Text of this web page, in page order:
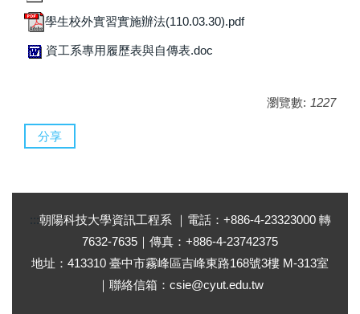
學生校外實習實施辦法(110.03.30).pdf
資工系專用履歷表與自傳表.doc
瀏覽數: 1227
分享
:::朝陽科技大學資訊工程系 ｜電話：+886-4-23323000 轉
7632-7635｜傳真：+886-4-23742375
地址：413310 臺中市霧峰區吉峰東路168號3樓 M-313室
｜聯絡信箱： csie@cyut.edu.tw